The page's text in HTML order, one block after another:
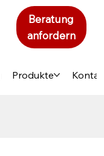
Produkte
Beratung
anfordern